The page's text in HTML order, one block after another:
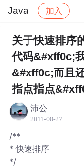
Java 加入
社区 Java
关于快速排序
代码&#xff0c;
&#xff0c;而且
指点指点
沛公
2011-08-27
/**
* 快速排序
*/